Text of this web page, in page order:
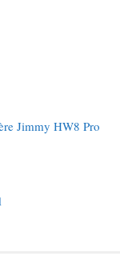
Jimmy HW8 Pro